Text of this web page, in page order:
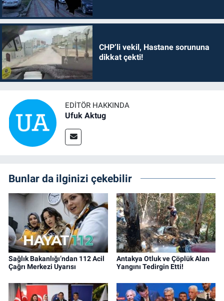
CHP’li vekil, Hastane sorununa
dikkat çekti!
EDITÖR HAKKINDA
Ufuk Aktug
Bunlar da ilginizi çekebilir
Sağlık Bakanlığı’ndan 112 Acil
Çağrı Merkezi Uyarısı
Antakya Otluk ve Çöplük Alan
Yangını Tedirgin Etti!